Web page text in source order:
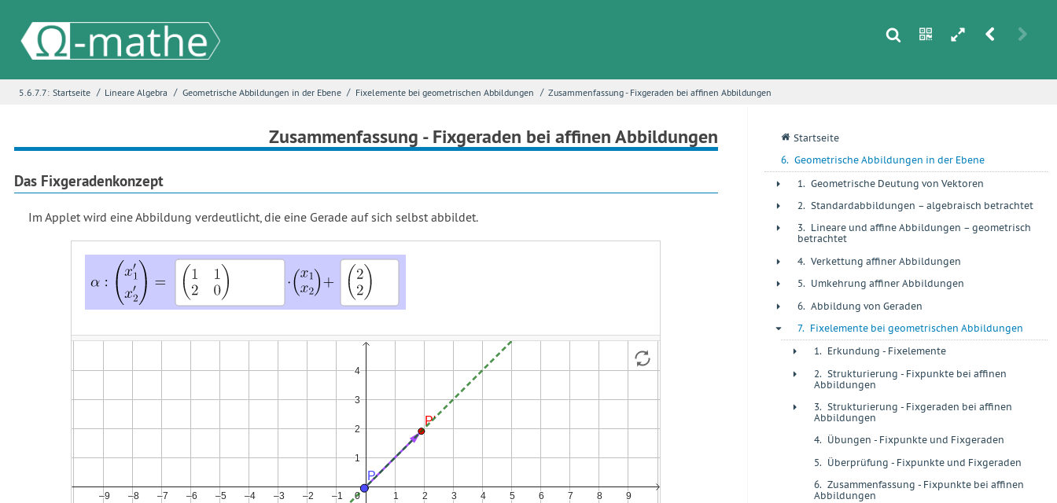
s n h r u
5.6.7.7: Startseite / Lineare Algebra / Geometrische Abbildungen in der Ebene / Fixelemente bei geometrischen Abbildungen / Zusammenfassung - Fixgeraden bei affinen Abbildungen
Zusammenfassung - Fixgeraden bei affinen Abbildungen
Das Fixgeradenkonzept
Im Applet wird eine Abbildung verdeutlicht, die eine Gerade auf sich selbst abbildet.
q Startseite
6. Geometrische Abbildungen in der Ebene
+ 1. Geometrische Deutung von Vektoren
+ 2. Standardabbildungen – algebraisch betrachtet
+ 3. Lineare und affine Abbildungen – geometrisch
betrachtet
+ 4. Verkettung affiner Abbildungen
+ 5. Umkehrung affiner Abbildungen
+ 6. Abbildung von Geraden
- 7. Fixelemente bei geometrischen Abbildungen
+ 1. Erkundung - Fixelemente
+ 2. Strukturierung - Fixpunkte bei affinen
Abbildungen
+ 3. Strukturierung - Fixgeraden bei affinen
Abbildungen
4. Übungen - Fixpunkte und Fixgeraden
5. Überprüfung - Fixpunkte und Fixgeraden
6. Zusammenfassung - Fixpunkte bei affinen
Abbildungen
E-Mail